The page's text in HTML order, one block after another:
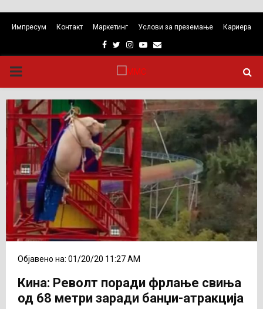
Импресум Контакт Маркетинг Услови за преземање Кариера
Facebook
TwitterInstagram
Youtube
Email
PRIMARY
MENU
Објавено на: 01/20/20 11:27 AM
Кина: Револт поради фрлање свиња
од 68 метри заради банџи-атракција